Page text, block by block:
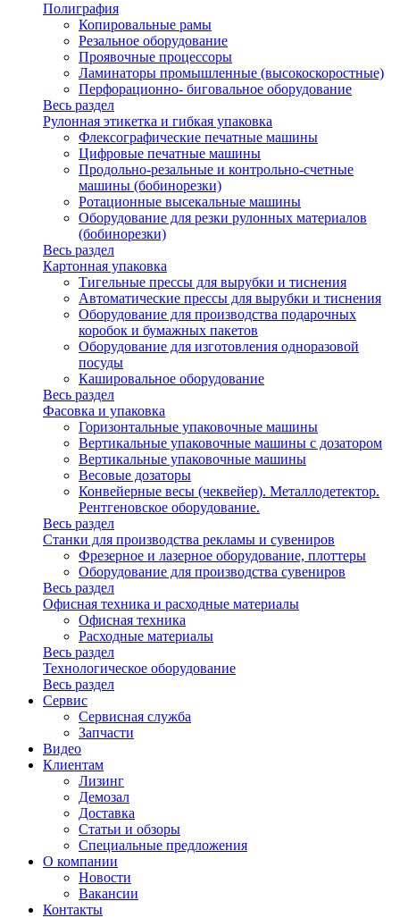
Полиграфия
Копировальные рамы
Резальное оборудование
Проявочные процессоры
Ламинаторы промышленные (высокоскоростные)
Перфорационно- биговальное оборудование
Весь раздел
Рулонная этикетка и гибкая упаковка
Флексографические печатные машины
Цифровые печатные машины
Продольно-резальные и контрольно-счетные
машины (бобинорезки)
Ротационные высекальные машины
Оборудование для резки рулонных материалов
(бобинорезки)
Весь раздел
Картонная упаковка
Тигельные прессы для вырубки и тиснения
Автоматические прессы для вырубки и тиснения
Оборудование для производства подарочных
коробок и бумажных пакетов
Оборудование для изготовления одноразовой
посуды
Кашировальное оборудование
Весь раздел
Фасовка и упаковка
Горизонтальные упаковочные машины
Вертикальные упаковочные машины с дозатором
Вертикальные упаковочные машины
Весовые дозаторы
Конвейерные весы (чеквейер). Металлодетектор.
Рентгеновское оборудование.
Весь раздел
Станки для производства рекламы и сувениров
Фрезерное и лазерное оборудование, плоттеры
Оборудование для производства сувениров
Весь раздел
Офисная техника и расходные материалы
Офисная техника
Расходные материалы
Весь раздел
Технологическое оборудование
Весь раздел
Сервис
Сервисная служба
Запчасти
Видео
Клиентам
Лизинг
Демозал
Доставка
Статьи и обзоры
Специальные предложения
О компании
Новости
Вакансии
Контакты